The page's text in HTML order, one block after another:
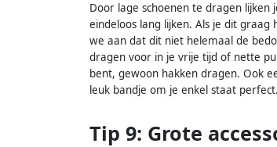
Door lage schoenen te dragen lijken
eindeloos lang lijken. Als je dit
we aan dat dit niet helemaal de
dragen voor in je vrije tijd of nette
bent, gewoon hakken dragen. Ook
leuk bandje om je enkel staat perfect.
Tip 9: Grote